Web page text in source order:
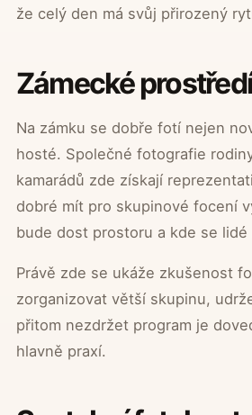
že celý den má svůj přirozený
Zámecké
Na zámku se dobře fotí nejen
hosté. Společné fotografie
kamarádů zde získají
dobré mít pro skupinové focení
bude dost prostoru a kde se lidé
Právě zde se ukáže zkušenost
zorganizovat větší skupinu,
přitom nezdržet program je
hlavně praxí.